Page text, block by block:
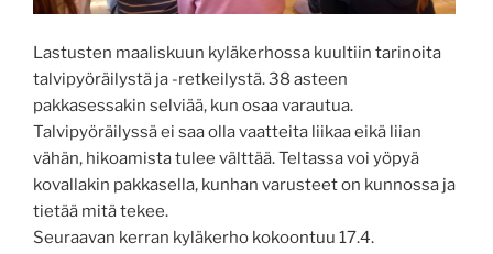
Lastusten maaliskuun kyläkerhossa kuultiin tarinoita
talvipyöräilystä ja -retkeilystä. 38 asteen
pakkasessakin selviää, kun osaa varautua.
Talvipyöräilyssä ei saa olla vaatteita liikaa eikä liian
vähän, hikoamista tulee välttää. Teltassa voi yöpyä
kovallakin pakkasella, kunhan varusteet on kunnossa ja
tietää mitä tekee.
Seuraavan kerran kyläkerho kokoontuu 17.4.